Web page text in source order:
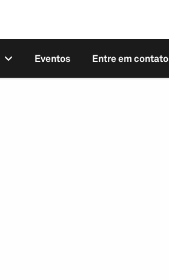
Eventos Entre em contato